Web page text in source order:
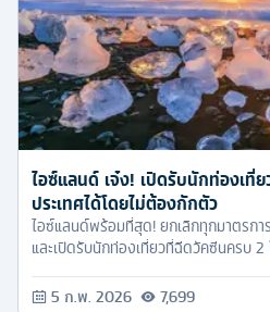
ไอซ์แลนด์ เจ๋ง! เปิดรับนักท่องเที่
ประเทศได้โดยไม่ต้องกักตัว
ไอซ์แลนด์พร้อมที่สุด! ยกเลิกทุกมาตรกา
และเปิดรับนักท่องเที่ยวที่ฉีดวัคซีนครบ
5 ก.พ. 2026 7,699